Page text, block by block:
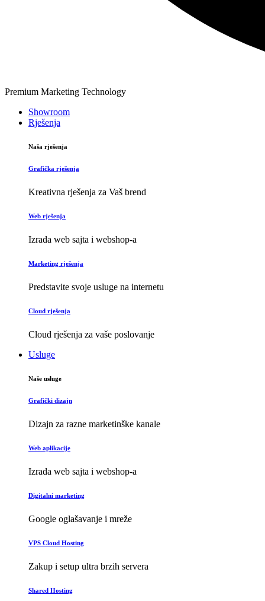
Premium Marketing Technology
Showroom
Rješenja
Naša rješenja
Grafička rješenja
Kreativna rješenja za Vaš brend
Web rješenja
Izrada web sajta i webshop-a
Marketing rješenja
Predstavite svoje usluge na internetu
Cloud rješenja
Cloud rješenja za vaše poslovanje
Usluge
Naše usluge
Grafički dizajn
Dizajn za razne marketinške kanale
Web aplikacije
Izrada web sajta i webshop-a
Digitalni marketing
Google oglašavanje i mreže
VPS Cloud Hosting
Zakup i setup ultra brzih servera
Shared Hosting